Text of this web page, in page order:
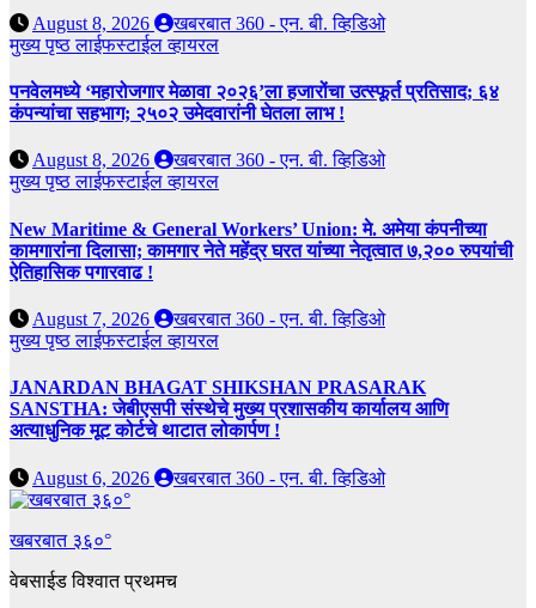
August 8, 2026
खबरबात 360 - एन. बी. व्हिडिओ
मुख्य पृष्ठलाईफस्टाईलव्हायरल
पनवेलमध्ये ‘महारोजगार मेळावा २०२६’ला हजारोंचा उत्स्फूर्त प्रतिसाद; ६४
कंपन्यांचा सहभाग; २५०२ उमेदवारांनी घेतला लाभ !
August 8, 2026
खबरबात 360 - एन. बी. व्हिडिओ
मुख्य पृष्ठलाईफस्टाईलव्हायरल
New Maritime & General Workers’ Union: मे. अमेया कंपनीच्या
कामगारांना दिलासा; कामगार नेते महेंद्र घरत यांच्या नेतृत्वात ७,२०० रुपयांची
ऐतिहासिक पगारवाढ !
August 7, 2026
खबरबात 360 - एन. बी. व्हिडिओ
मुख्य पृष्ठलाईफस्टाईलव्हायरल
JANARDAN BHAGAT SHIKSHAN PRASARAK
SANSTHA: जेबीएसपी संस्थेचे मुख्य प्रशासकीय कार्यालय आणि
अत्याधुनिक मूट कोर्टचे थाटात लोकार्पण !
August 6, 2026 खबरबात 360 - एन. बी. व्हिडिओ
खबरबात ३६०°
वेबसाईड विश्वात प्रथमच